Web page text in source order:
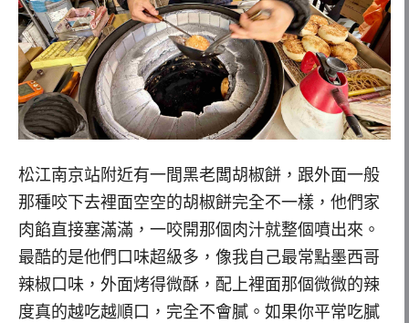
松江南京站附近有一間黑老闆胡椒餅，跟外面一般
那種咬下去裡面空空的胡椒餅完全不一樣，他們家
肉餡直接塞滿滿，一咬開那個肉汁就整個噴出來。
最酷的是他們口味超級多，像我自己最常點墨西哥
辣椒口味，外面烤得微酥，配上裡面那個微微的辣
度真的越吃越順口，完全不會膩。如果你平常吃膩